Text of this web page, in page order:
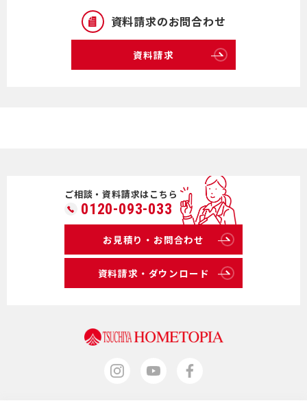
資料請求のお問合わせ
資料請求
ご相談・資料請求はこちら
0120-093-033
お見積り・お問合わせ
資料請求・ダウンロード